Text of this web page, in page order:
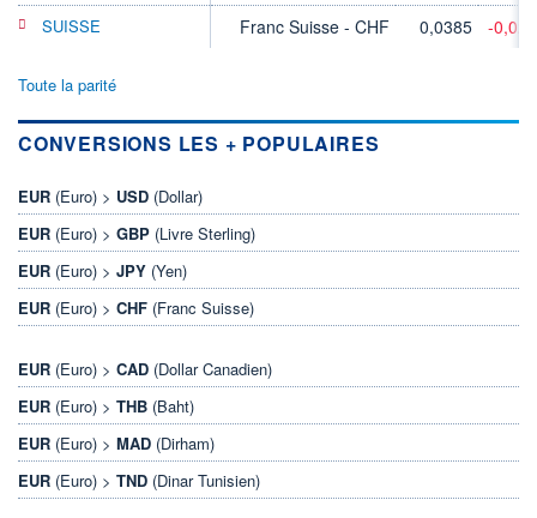
SUISSE Franc Suisse - CHF 0,0385 -
Toute la parité
CONVERSIONS LES + POPULAIRES
EUR (Euro) > USD (Dollar)
EUR (Euro) > GBP (Livre Sterling)
EUR (Euro) > JPY (Yen)
EUR (Euro) > CHF (Franc Suisse)
EUR (Euro) > CAD (Dollar Canadien)
EUR (Euro) > THB (Baht)
EUR (Euro) > MAD (Dirham)
EUR (Euro) > TND (Dinar Tunisien)